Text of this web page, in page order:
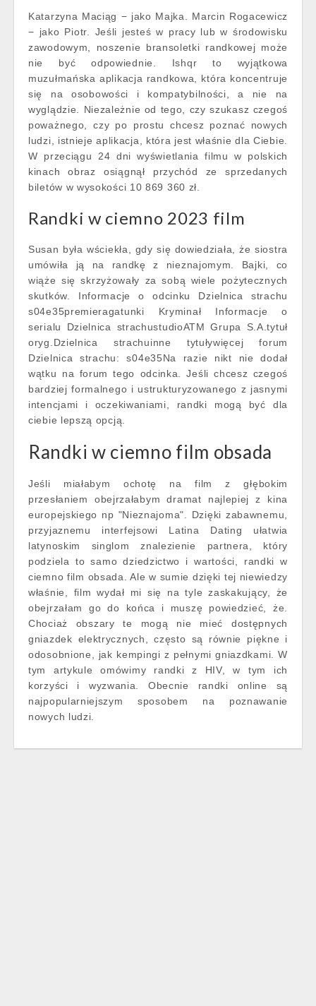
Katarzyna Maciąg − jako Majka. Marcin Rogacewicz
− jako Piotr. Jeśli jesteś w pracy lub w środowisku
zawodowym, noszenie bransoletki randkowej może
nie być odpowiednie. Ishqr to wyjątkowa
muzułmańska aplikacja randkowa, która koncentruje
się na osobowości i kompatybilności, a nie na
wyglądzie. Niezależnie od tego, czy szukasz czegoś
poważnego, czy po prostu chcesz poznać nowych
ludzi, istnieje aplikacja, która jest właśnie dla Ciebie.
W przeciągu 24 dni wyświetlania filmu w polskich
kinach obraz osiągnął przychód ze sprzedanych
biletów w wysokości 10 869 360 zł.
Randki w ciemno 2023 film
Susan była wściekła, gdy się dowiedziała, że siostra
umówiła ją na randkę z nieznajomym. Bajki, co
wiąże się skrzyżowały za sobą wiele pożytecznych
skutków. Informacje o odcinku Dzielnica strachu
s04e35premieragatunki Kryminał Informacje o
serialu Dzielnica strachustudioATM Grupa S.A.tytuł
oryg.Dzielnica strachuinne tytuływięcej forum
Dzielnica strachu: s04e35Na razie nikt nie dodał
wątku na forum tego odcinka. Jeśli chcesz czegoś
bardziej formalnego i ustrukturyzowanego z jasnymi
intencjami i oczekiwaniami, randki mogą być dla
ciebie lepszą opcją.
Randki w ciemno film obsada
Jeśli miałabym ochotę na film z głębokim
przesłaniem obejrzałabym dramat najlepiej z kina
europejskiego np "Nieznajoma". Dzięki zabawnemu,
przyjaznemu interfejsowi Latina Dating ułatwia
latynoskim singlom znalezienie partnera, który
podziela to samo dziedzictwo i wartości, randki w
ciemno film obsada. Ale w sumie dzięki tej niewiedzy
właśnie, film wydał mi się na tyle zaskakujący, że
obejrzałam go do końca i muszę powiedzieć, że.
Chociaż obszary te mogą nie mieć dostępnych
gniazdek elektrycznych, często są równie piękne i
odosobnione, jak kempingi z pełnymi gniazdkami. W
tym artykule omówimy randki z HIV, w tym ich
korzyści i wyzwania. Obecnie randki online są
najpopularniejszym sposobem na poznawanie
nowych ludzi.